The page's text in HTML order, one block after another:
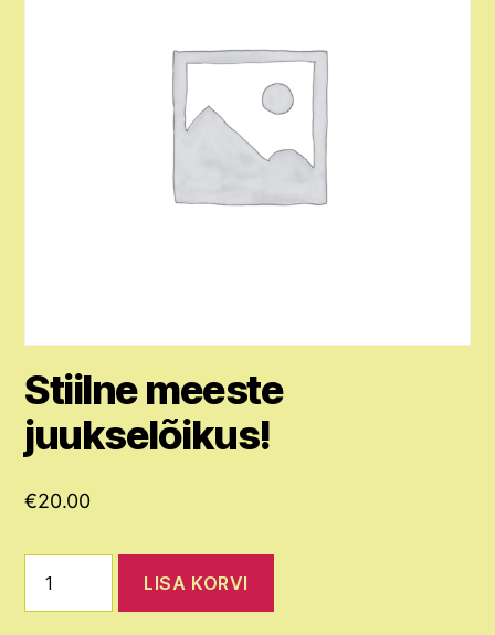
Stiilne meeste
juukselõikus!
€20.00
meeste
juukselõikus!
LISA KORVI